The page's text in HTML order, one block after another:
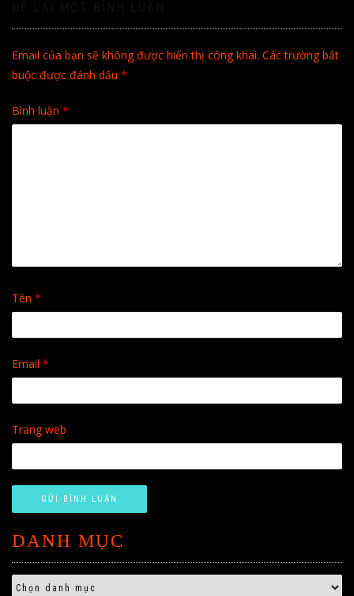
Email của bạn sẽ không được hiển thị công khai. Các trường bắt
buộc được đánh dấu *
Bình luận *
Tên *
Email *
Trang web
DANH MỤC